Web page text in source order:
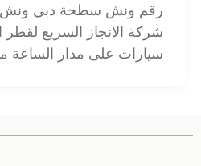
رقم ونش سطحة دبي
شركة الانجاز السريع
سيارات على مدار الساعة